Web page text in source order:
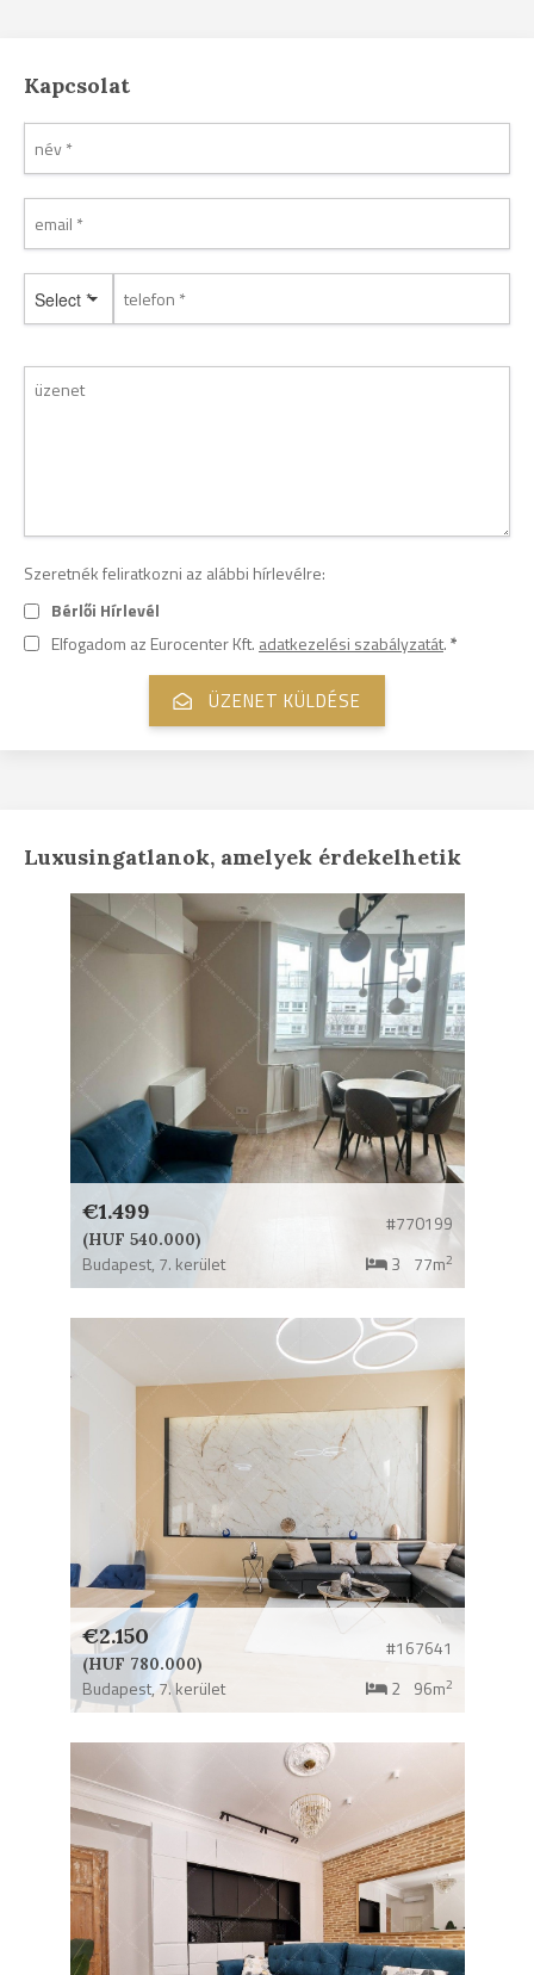
Kapcsolat
Select *
Szeretnék feliratkozni az alábbi hírlevélre:
Bérlői Hírlevél
Elfogadom az Eurocenter Kft. adatkezelési szabályzatát.*
Luxusingatlanok, amelyek érdekelhetik
€1.499
(HUF 540.000)
#770199
Budapest, 7. kerület 3 77m2
€2.150
(HUF 780.000)
#167641
Budapest,7. kerület 2 96m2